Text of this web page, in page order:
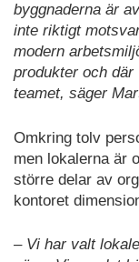
byggnaderna är
inte riktigt
modern
produkter och
teamet, säger
Omkring tolv
men lokalerna är
större delar av
kontoret
– Vi har valt